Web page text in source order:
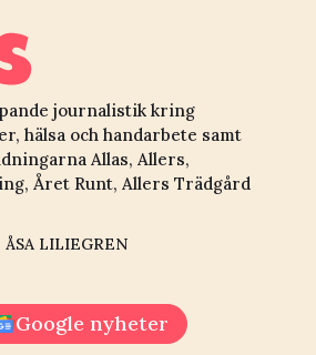
journalistik kring
hälsa och handarbete samt
Allas, Allers,
Året Runt, Allers Trädgård
ÅSA LILIEGREN
Google nyheter